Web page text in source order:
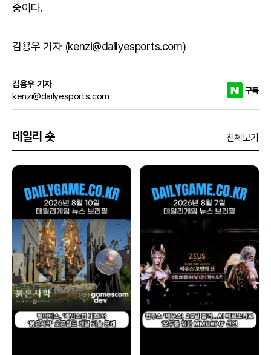
중이다.
김용우 기자 (kenzi@dailyesports.com)
김용우 기자
kenzi@dailyesports.com
구독
데일리 숏 전체보기